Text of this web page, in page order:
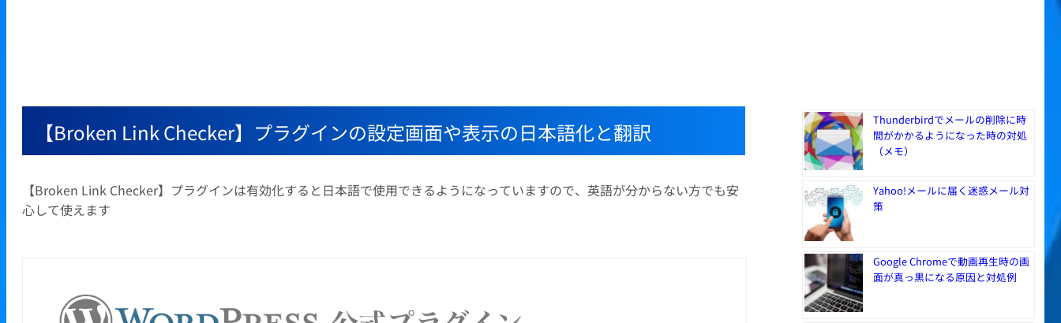
【Broken Link Checker】プラグインの設定画面や表示の日本語化と翻訳
【Broken Link Checker】プラグインは有効化すると日本語で使用できるようになっていますので、英語が分からない方でも安
心して使えます
Thunderbirdでメールの削除に時
間がかかるようになった時の対処
（メモ）
Yahoo!メールに届く迷惑メール対
策
Google Chromeで動画再生時の画
面が真っ黒になる原因と対処例